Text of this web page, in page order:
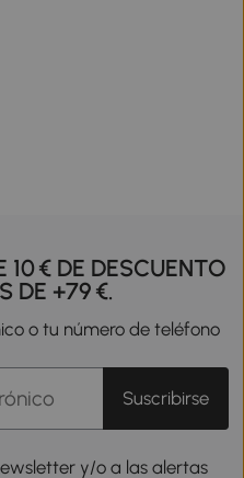
10 € DE DESCUENTO
DE +79 €.
o tu número de teléfono
Suscribirse
y/o a las alertas